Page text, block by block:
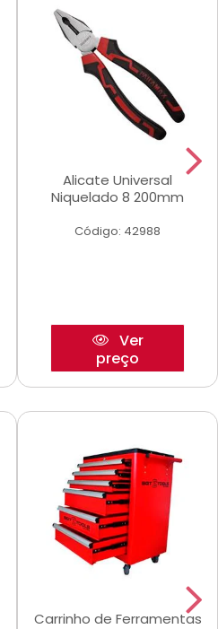
Alicate Universal
Niquelado 8 200mm
Código: 42988
Ver
preço
Carrinho de Ferramentas